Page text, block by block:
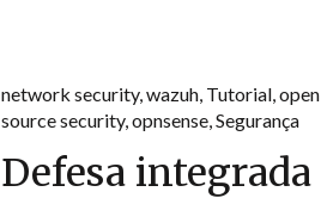
network security,wazuh Tutorial ,open
source security,opnsense ,Segurança
Defesa integrada